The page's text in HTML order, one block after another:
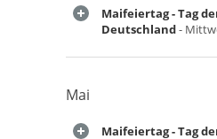
Maifeiertag - Tag
Deutschland-
Mai
Maifeiertag - Tag